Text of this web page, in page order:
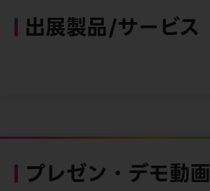
出展製品/サービス
プレゼン・デモ動画